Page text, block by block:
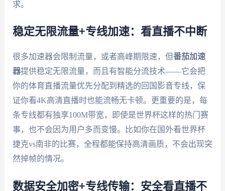
求。
稳定无限流量+专线加速：看直播不中断
很多加速器会限制流量，或者高峰期限速，但番茄加速
器提供稳定无限流量，而且有智能分流技术——它会把
你的体育直播流量优先分配到精选的回国影音专线，保
证你看4K高清直播时也能流畅无卡顿。更重要的是，每
条专线都有独享100M带宽，即使是世界杯这样的热门赛
事，也不会因为用户多而变慢。比如你在国外看世界杯
捷克vs南非的比赛，全程都能保持高清画质，不会出现突
然掉帧的情况。
数据安全加密+专线传输：安全看直播不